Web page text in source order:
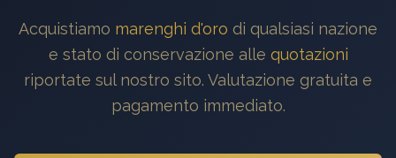
Acquistiamo marenghi d'oro di qualsiasi nazione
e stato di conservazione alle quotazioni
riportate sul nostro sito. Valutazione gratuita e
pagamento immediato.